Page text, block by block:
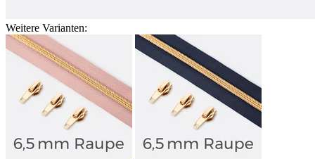
Weitere Varianten: